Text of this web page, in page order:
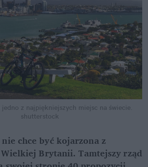
z najpiękniejszych miejsc na świecie.
shutterstock
chce być kojarzona z
Brytanii. Tamtejszy rząd